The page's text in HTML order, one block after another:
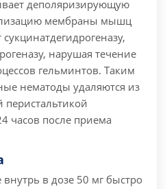
деполяризирующую
мембраны мышц
нарушая течение
гельминтов. Таким
нематоды удаляются из
часов после приема
в дозе 50 мг быстро